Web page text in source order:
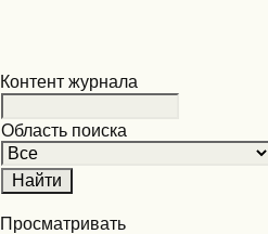
Контент журнала
Область поиска
Просматривать